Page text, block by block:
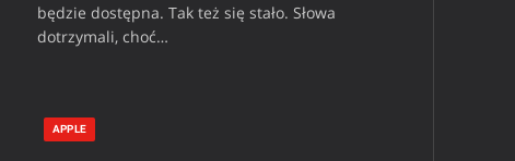
będzie dostępna. Tak też się stało. Słowa
dotrzymali, choć…
APPLE